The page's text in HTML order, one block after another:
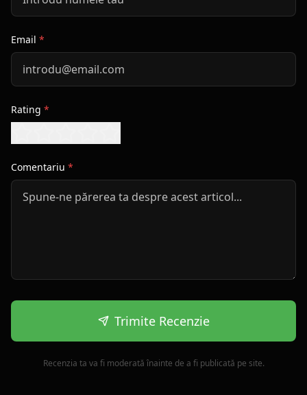
Email *
Rating *
Comentariu *
Trimite Recenzie
Recenzia ta va fi moderată înainte de a fi publicată pe site.